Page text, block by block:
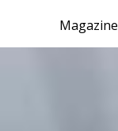
Magazine
Inhoud